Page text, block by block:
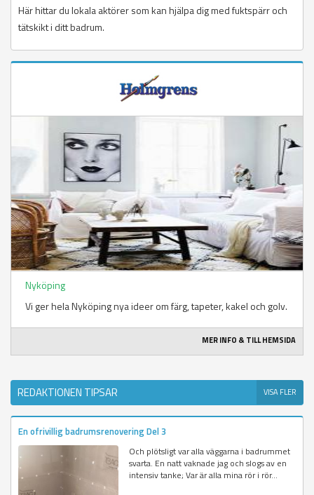
Här hittar du lokala aktörer som kan hjälpa dig med fuktspärr och
tätskikt i ditt badrum.
Nyköping
Vi ger hela Nyköping nya ideer om färg, tapeter, kakel och golv.
MER INFO & TILL HEMSIDA
REDAKTIONEN TIPSAR VISA FLER
En ofrivillig badrumsrenovering Del 3
Och plötsligt var alla väggarna i badrummet
svarta. En natt vaknade jag och slogs av en
intensiv tanke; Var är alla mina rör i rör...